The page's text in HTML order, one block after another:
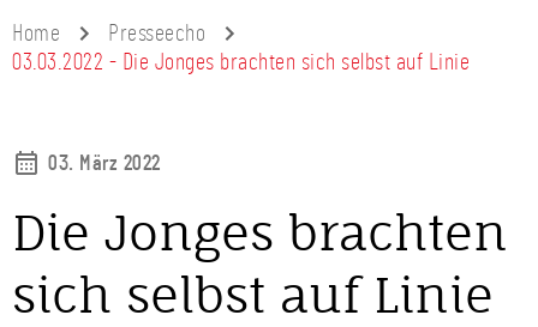
Home
Presseecho
03.03.2022 - Die Jonges brachten sich selbst auf Linie
03. März 2022
Die Jonges brachten
sich selbst auf Linie